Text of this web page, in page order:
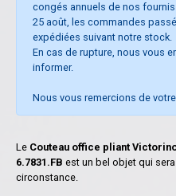
congés annuels de nos
25 août, les commandes
expédiées suivant notre stock.
En cas de rupture, nous vous
informer.
Nous vous remercions de
Le Couteau office pliant
6.7831.FB est un bel objet qui
circonstance.